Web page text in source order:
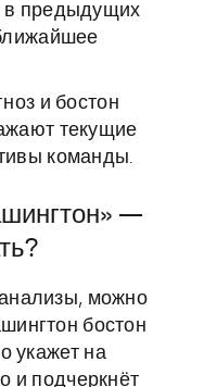
в предыдущих
и бостон
текущие
команды.
—
можно
бостон
укажет на
и подчеркнёт